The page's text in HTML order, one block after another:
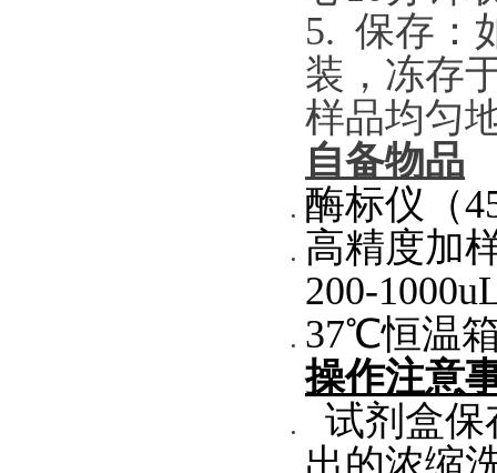
5. 保存：
装，冻存
样品均匀
自备物品
酶标仪（
高精度加
200-
37℃恒温
操作注意
试剂盒
出的浓缩